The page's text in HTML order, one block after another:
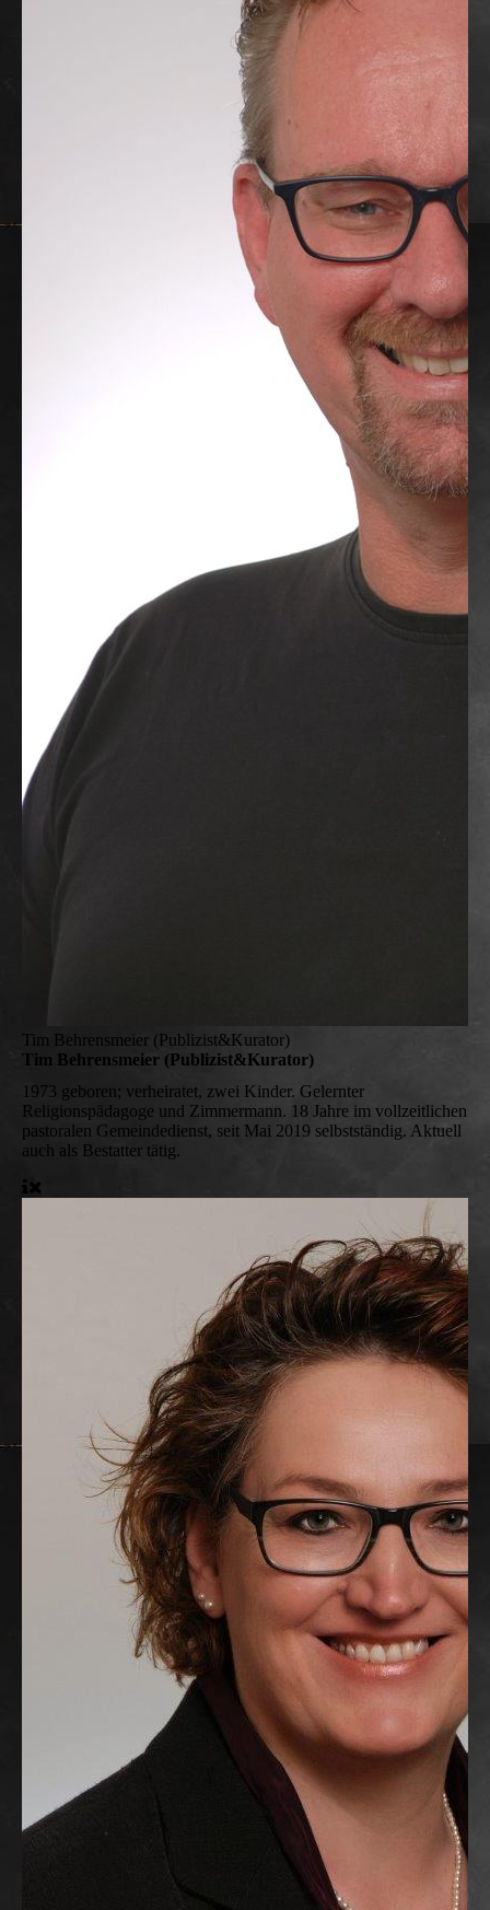
Tim Behrensmeier (Publizist&Kurator)
Tim Behrensmeier (Publizist&Kurator)
1973 geboren; verheiratet, zwei Kinder. Gelernter
Religionspädagoge und Zimmermann. 18 Jahre im vollzeitlichen
pastoralen Gemeindedienst, seit Mai 2019 selbstständig. Aktuell
auch als Bestatter tätig.